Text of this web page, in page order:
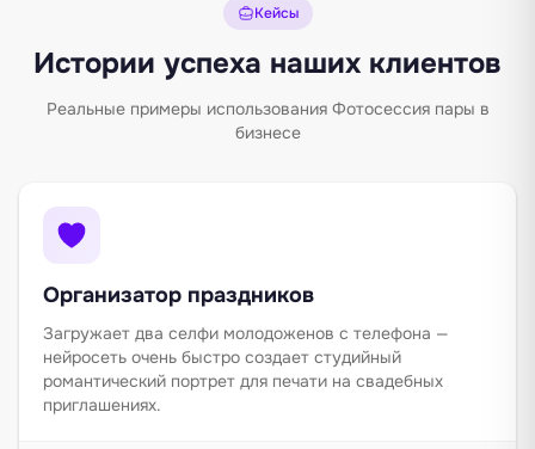
Кейсы
Истории успеха наших клиентов
Реальные примеры использования Фотосессия пары в
бизнесе
Организатор праздников
Загружает два селфи молодоженов с телефона —
нейросеть очень быстро создает студийный
романтический портрет для печати на свадебных
приглашениях.